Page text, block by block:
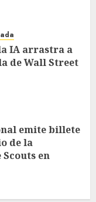
IA arrastra a
de Wall Street
emite billete
de la
en